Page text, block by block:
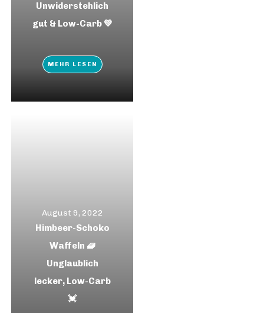
Unwiderstehlich
gut & Low-Carb 💚
MEHR LESEN
August 9, 2022
Himbeer-Schoko
Waffeln 🧇
Unglaublich
lecker, Low-Carb
💓